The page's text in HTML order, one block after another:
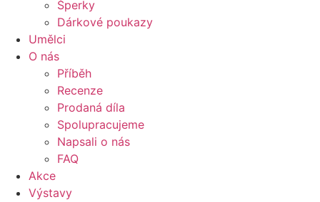
Šperky
Dárkové poukazy
Umělci
O nás
Příběh
Recenze
Prodaná díla
Spolupracujeme
Napsali o nás
FAQ
Akce
Výstavy